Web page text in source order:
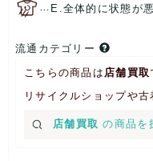
… E.全体的に状態が
流通カテゴリー
こちらの商品は 店舗買取
リサイクルショップや
店舗買取 の商品を